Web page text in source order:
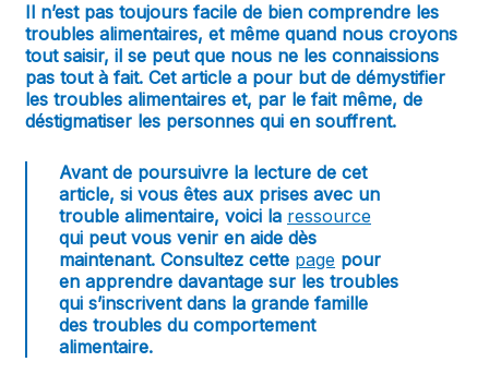
Il n’est pas toujours facile de bien comprendre les
troubles alimentaires, et même quand nous croyons
tout saisir, il se peut que nous ne les connaissions
pas tout à fait. Cet article a pour but de démystifier
les troubles alimentaires et, par le fait même, de
déstigmatiser les personnes qui en souffrent.
Avant de poursuivre la lecture de cet
article, si vous êtes aux prises avec un
trouble alimentaire, voici la ressource
qui peut vous venir en aide dès
maintenant. Consultez cette page pour
en apprendre davantage sur les troubles
qui s’inscrivent dans la grande famille
des troubles du comportement
alimentaire.